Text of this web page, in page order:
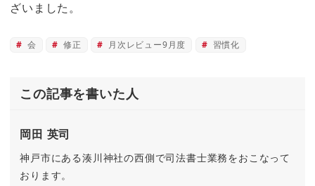
ざいました。
会 修正 月次レビュー9月度 習慣化
この記事を書いた人
岡田 英司
神戸市にある湊川神社の西側で司法書士業務をおこなって
おります。